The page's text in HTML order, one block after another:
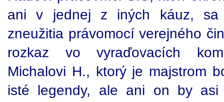
ani v jednej z iných káuz, sa
zneužitia právomocí verejného
rozkaz vo vyraďovacích
Michalovi H., ktorý je majstrom
isté legendy, ale ani on by